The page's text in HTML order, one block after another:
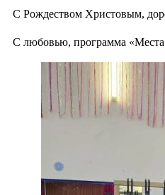
С Рождеством Христовым,
С любовью, программа